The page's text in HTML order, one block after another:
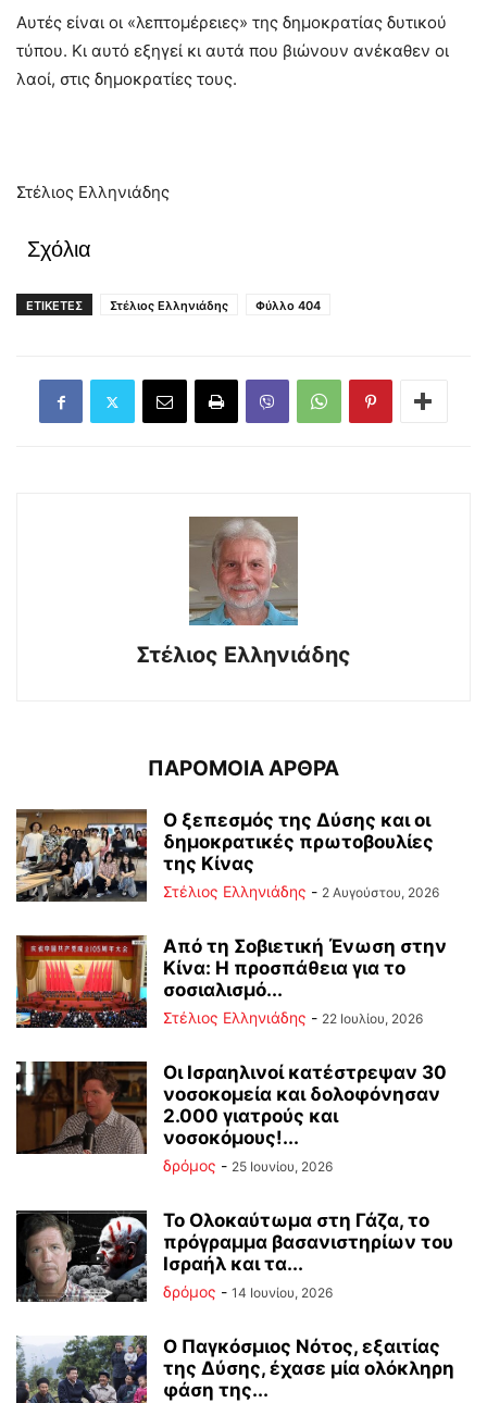
Αυτές είναι οι «λεπτομέρειες» της δημοκρατίας δυτικού
τύπου. Κι αυτό εξηγεί κι αυτά που βιώνουν ανέκαθεν οι
λαοί, στις δημοκρατίες τους.
Στέλιος Ελληνιάδης
Σχόλια
ΕΤΙΚΕΤΕΣ Στέλιος Ελληνιάδης Φύλλο 404
Στέλιος Ελληνιάδης
ΠΑΡΟΜΟΙΑ ΑΡΘΡΑ
Ο ξεπεσμός της Δύσης και οι
δημοκρατικές πρωτοβουλίες
της Κίνας
Στέλιος Ελληνιάδης - 2 Αυγούστου, 2026
Από τη Σοβιετική Ένωση στην
Κίνα: Η προσπάθεια για το
σοσιαλισμό...
Στέλιος Ελληνιάδης - 22 Ιουλίου, 2026
Οι Ισραηλινοί κατέστρεψαν 30
νοσοκομεία και δολοφόνησαν
2.000 γιατρούς και
νοσοκόμους!...
δρόμος - 25 Ιουνίου, 2026
Το Ολοκαύτωμα στη Γάζα, το
πρόγραμμα βασανιστηρίων του
Ισραήλ και τα...
δρόμος - 14 Ιουνίου, 2026
Ο Παγκόσμιος Νότος, εξαιτίας
της Δύσης, έχασε μία ολόκληρη
φάση της...